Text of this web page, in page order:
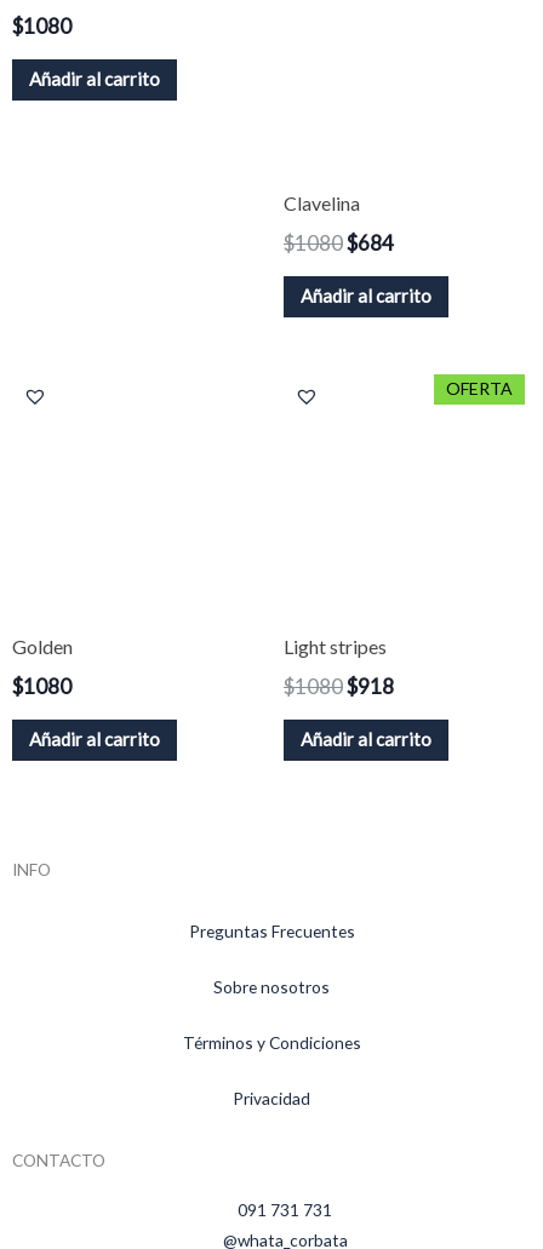
$1080
Añadir al carrito
Clavelina
$1080$684
Añadir al carrito
Golden
$1080
Añadir al carrito
OFERTA
Light stripes
$1080$918
precio
Añadir al carrito
INFO
Preguntas Frecuentes
Sobre nosotros
Términos y Condiciones
Privacidad
CONTACTO
091 731 731
@whata_corbata